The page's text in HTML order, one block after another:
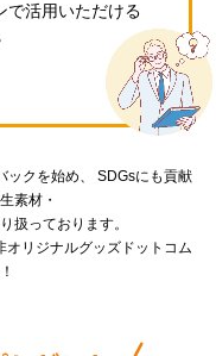
で活用いただける
ックを始め、 SDGsにも貢献
素材・
扱っております。
オリジナルグッズドットコム